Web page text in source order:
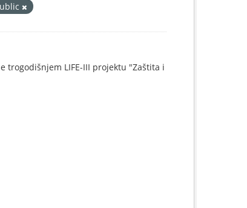
trogodišnjem LIFE-III projektu "Zaštita i